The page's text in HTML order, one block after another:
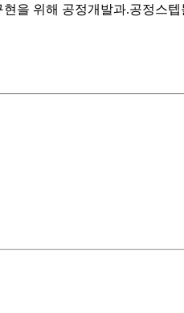
을 위해 공정개발과.공정스